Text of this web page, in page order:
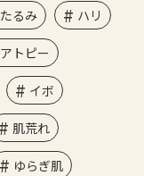
たるみ ハリ
アトピー
イボ
肌荒れ
ゆらぎ肌